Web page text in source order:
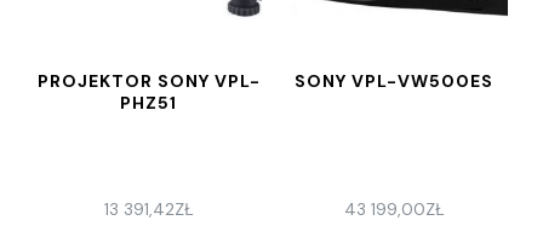
PROJEKTOR SONY VPL-
PHZ51
13 391,42ZŁ
SONY VPL-VW500ES
43 199,00ZŁ